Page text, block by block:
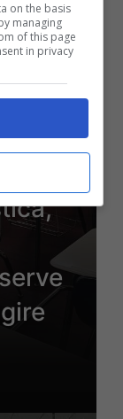
on the basis
managing
of this page
in privacy